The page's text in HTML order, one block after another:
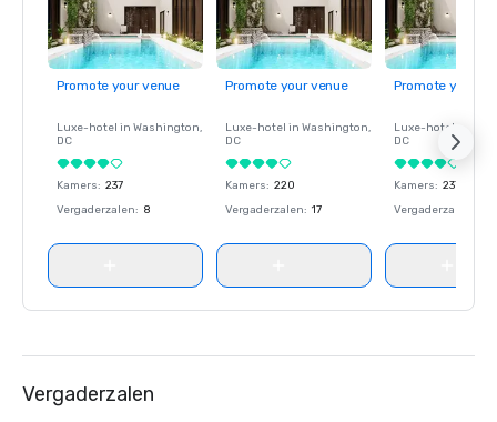
Promote your venue
Luxe-hotel in Washington,
DC
Kamers: 237
Vergaderzalen: 8
Promote your venue
Luxe-hotel in Washington,
DC
Kamers: 220
Vergaderzalen: 17
Promote your
Luxe-hotel in
DC
Kamers: 237
Vergaderzalen
Vergaderzalen